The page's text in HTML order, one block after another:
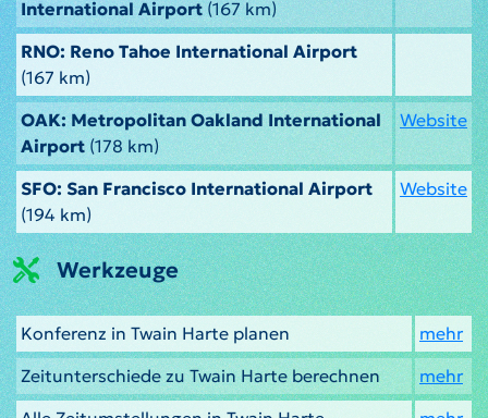
International Airport(167 km)
RNO: Reno Tahoe International Airport
(167 km)
OAK: Metropolitan Oakland International
Airport(178 km)
Website
SFO: San Francisco International Airport
(194 km)
Website
Werkzeuge
Konferenz in Twain Harte planen
mehr
Zeitunterschiede zu Twain Harte berechnen
mehr